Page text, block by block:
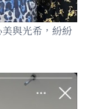
與光希，紛紛